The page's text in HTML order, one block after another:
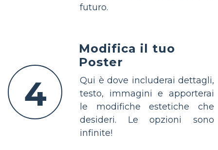
futuro.
4
Modifica il tuo
Poster
Qui è dove includerai dettagli,
testo, immagini e apporterai
le modifiche estetiche che
desideri. Le opzioni sono
infinite!